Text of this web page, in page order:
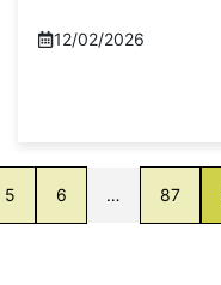
12/02/2026
5 6 … 87